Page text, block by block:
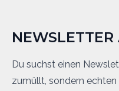
Du suchst einen
zumüllt, sondern